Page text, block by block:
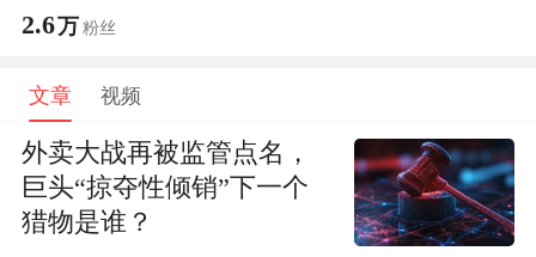
2.6万粉丝
文章 视频
外卖大战再被监管点名，
巨头“掠夺性倾销”下一个
猎物是谁？